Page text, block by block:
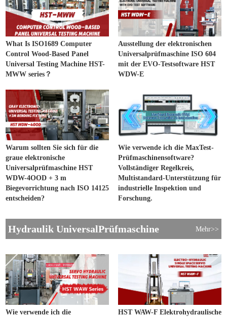
What Is ISO1689 Computer
Control Wood-Based Panel
Universal Testing Machine HST-
MWW series？
Ausstellung der elektronischen
Universalprüfmaschine ISO 604
mit der EVO-Testsoftware HST
WDW-E
Warum sollten Sie sich für die
graue elektronische
Universalprüfmaschine HST
WDW-4OOD + 3 m
Biegevorrichtung nach ISO 14125
entscheiden?
Wie verwende ich die MaxTest-
Prüfmaschinensoftware?
Vollständiger Regelkreis,
Multistandard-Unterstützung für
industrielle Inspektion und
Forschung.
Hydraulik UniversalPrüfmaschine Mehr>>
Wie verwende ich die
HST WAW-F Elektrohydraulische